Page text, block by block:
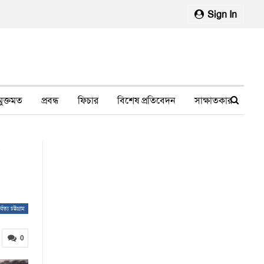
Sign In
প্রবন্ধ ফিচার বিশেষ প্রতিবেদন সাক্ষাতকার
চট্টগ্রাম
0